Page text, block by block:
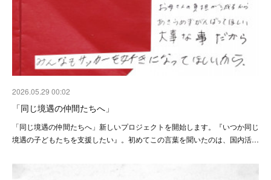
2026.05.29 00:02
「同じ境遇の仲間たちへ」
「同じ境遇の仲間たちへ」新しいプロジェクトを開始します。『いつか同じ
境遇の子どもたちを支援したい』。初めてこの言葉を聞いたのは、国内活…